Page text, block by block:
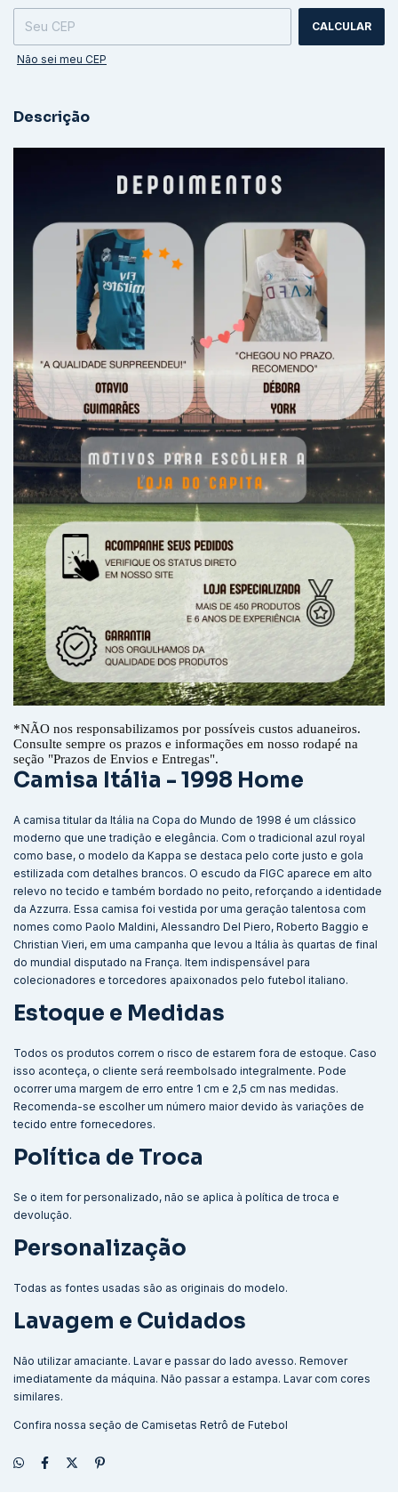
CALCULAR
Não sei meu CEP
Descrição
*NÃO nos responsabilizamos por possíveis custos aduaneiros.
Consulte sempre os prazos e informações em nosso rodapé na
seção "Prazos de Envios e Entregas".
Camisa Itália - 1998 Home
A camisa titular da Itália na Copa do Mundo de 1998 é um clássico
moderno que une tradição e elegância. Com o tradicional azul royal
como base, o modelo da Kappa se destaca pelo corte justo e gola
estilizada com detalhes brancos. O escudo da FIGC aparece em alto
relevo no tecido e também bordado no peito, reforçando a identidade
da Azzurra. Essa camisa foi vestida por uma geração talentosa com
nomes como Paolo Maldini, Alessandro Del Piero, Roberto Baggio e
Christian Vieri, em uma campanha que levou a Itália às quartas de final
do mundial disputado na França. Item indispensável para
colecionadores e torcedores apaixonados pelo futebol italiano.
Estoque e Medidas
Todos os produtos correm o risco de estarem fora de estoque. Caso
isso aconteça, o cliente será reembolsado integralmente. Pode
ocorrer uma margem de erro entre 1 cm e 2,5 cm nas medidas.
Recomenda-se escolher um número maior devido às variações de
tecido entre fornecedores.
Política de Troca
Se o item for personalizado, não se aplica à política de troca e
devolução.
Personalização
Todas as fontes usadas são as originais do modelo.
Lavagem e Cuidados
Não utilizar amaciante. Lavar e passar do lado avesso. Remover
imediatamente da máquina. Não passar a estampa. Lavar com cores
similares.
Confira nossa seção de Camisetas Retrô de Futebol